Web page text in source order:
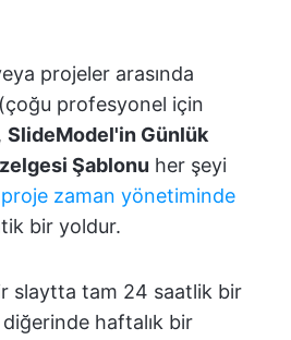
projeler arasında
profesyonel için
SlideModel'in Günlük
Şablonu her şeyi
proje zaman yönetiminde
bir yoldur.
slaytta tam 24 saatlik bir
haftalık bir